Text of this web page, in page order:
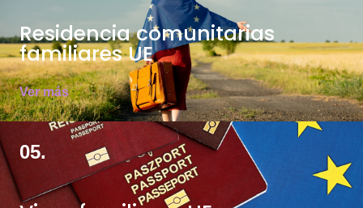
Residencia comunitarias
familiares UE
Ver más
05.